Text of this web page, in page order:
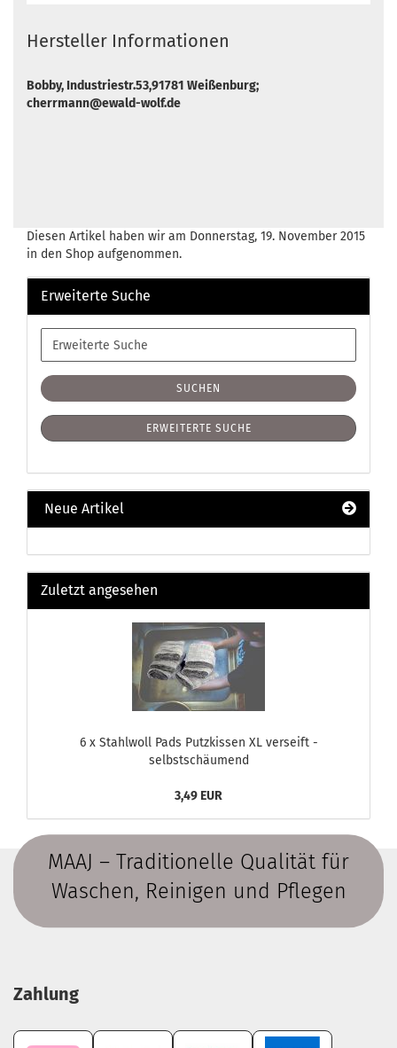
Hersteller Informationen
Bobby, Industriestr.53,91781 Weißenburg;
cherrmann@ewald-wolf.de
Diesen Artikel haben wir am Donnerstag, 19. November 2015
in den Shop aufgenommen.
Erweiterte Suche
Erweiterte
Suche
SUCHEN
ERWEITERTE SUCHE
Neue Artikel
Zuletzt angesehen
6 x Stahlwoll Pads Putzkissen XL verseift -
selbstschäumend
3,49 EUR
MAAJ – Traditionelle Qualität für
Waschen, Reinigen und Pflegen
Zahlung